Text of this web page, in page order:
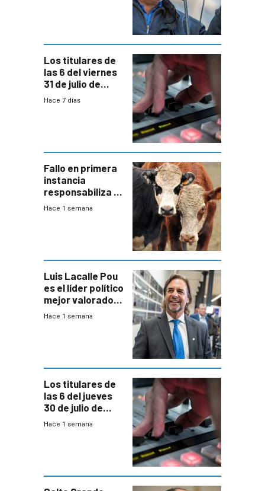
Los titulares de
las 6 del viernes
31 de julio de
2026
Hace 7 días
Fallo en primera
instancia
responsabiliza al
Estado por falta
Hace 1 semana
Luis Lacalle Pou
es el líder político
mejor valorado
del país, según
Hace 1 semana
Los titulares de
las 6 del jueves
30 de julio de
2026
Hace 1 semana